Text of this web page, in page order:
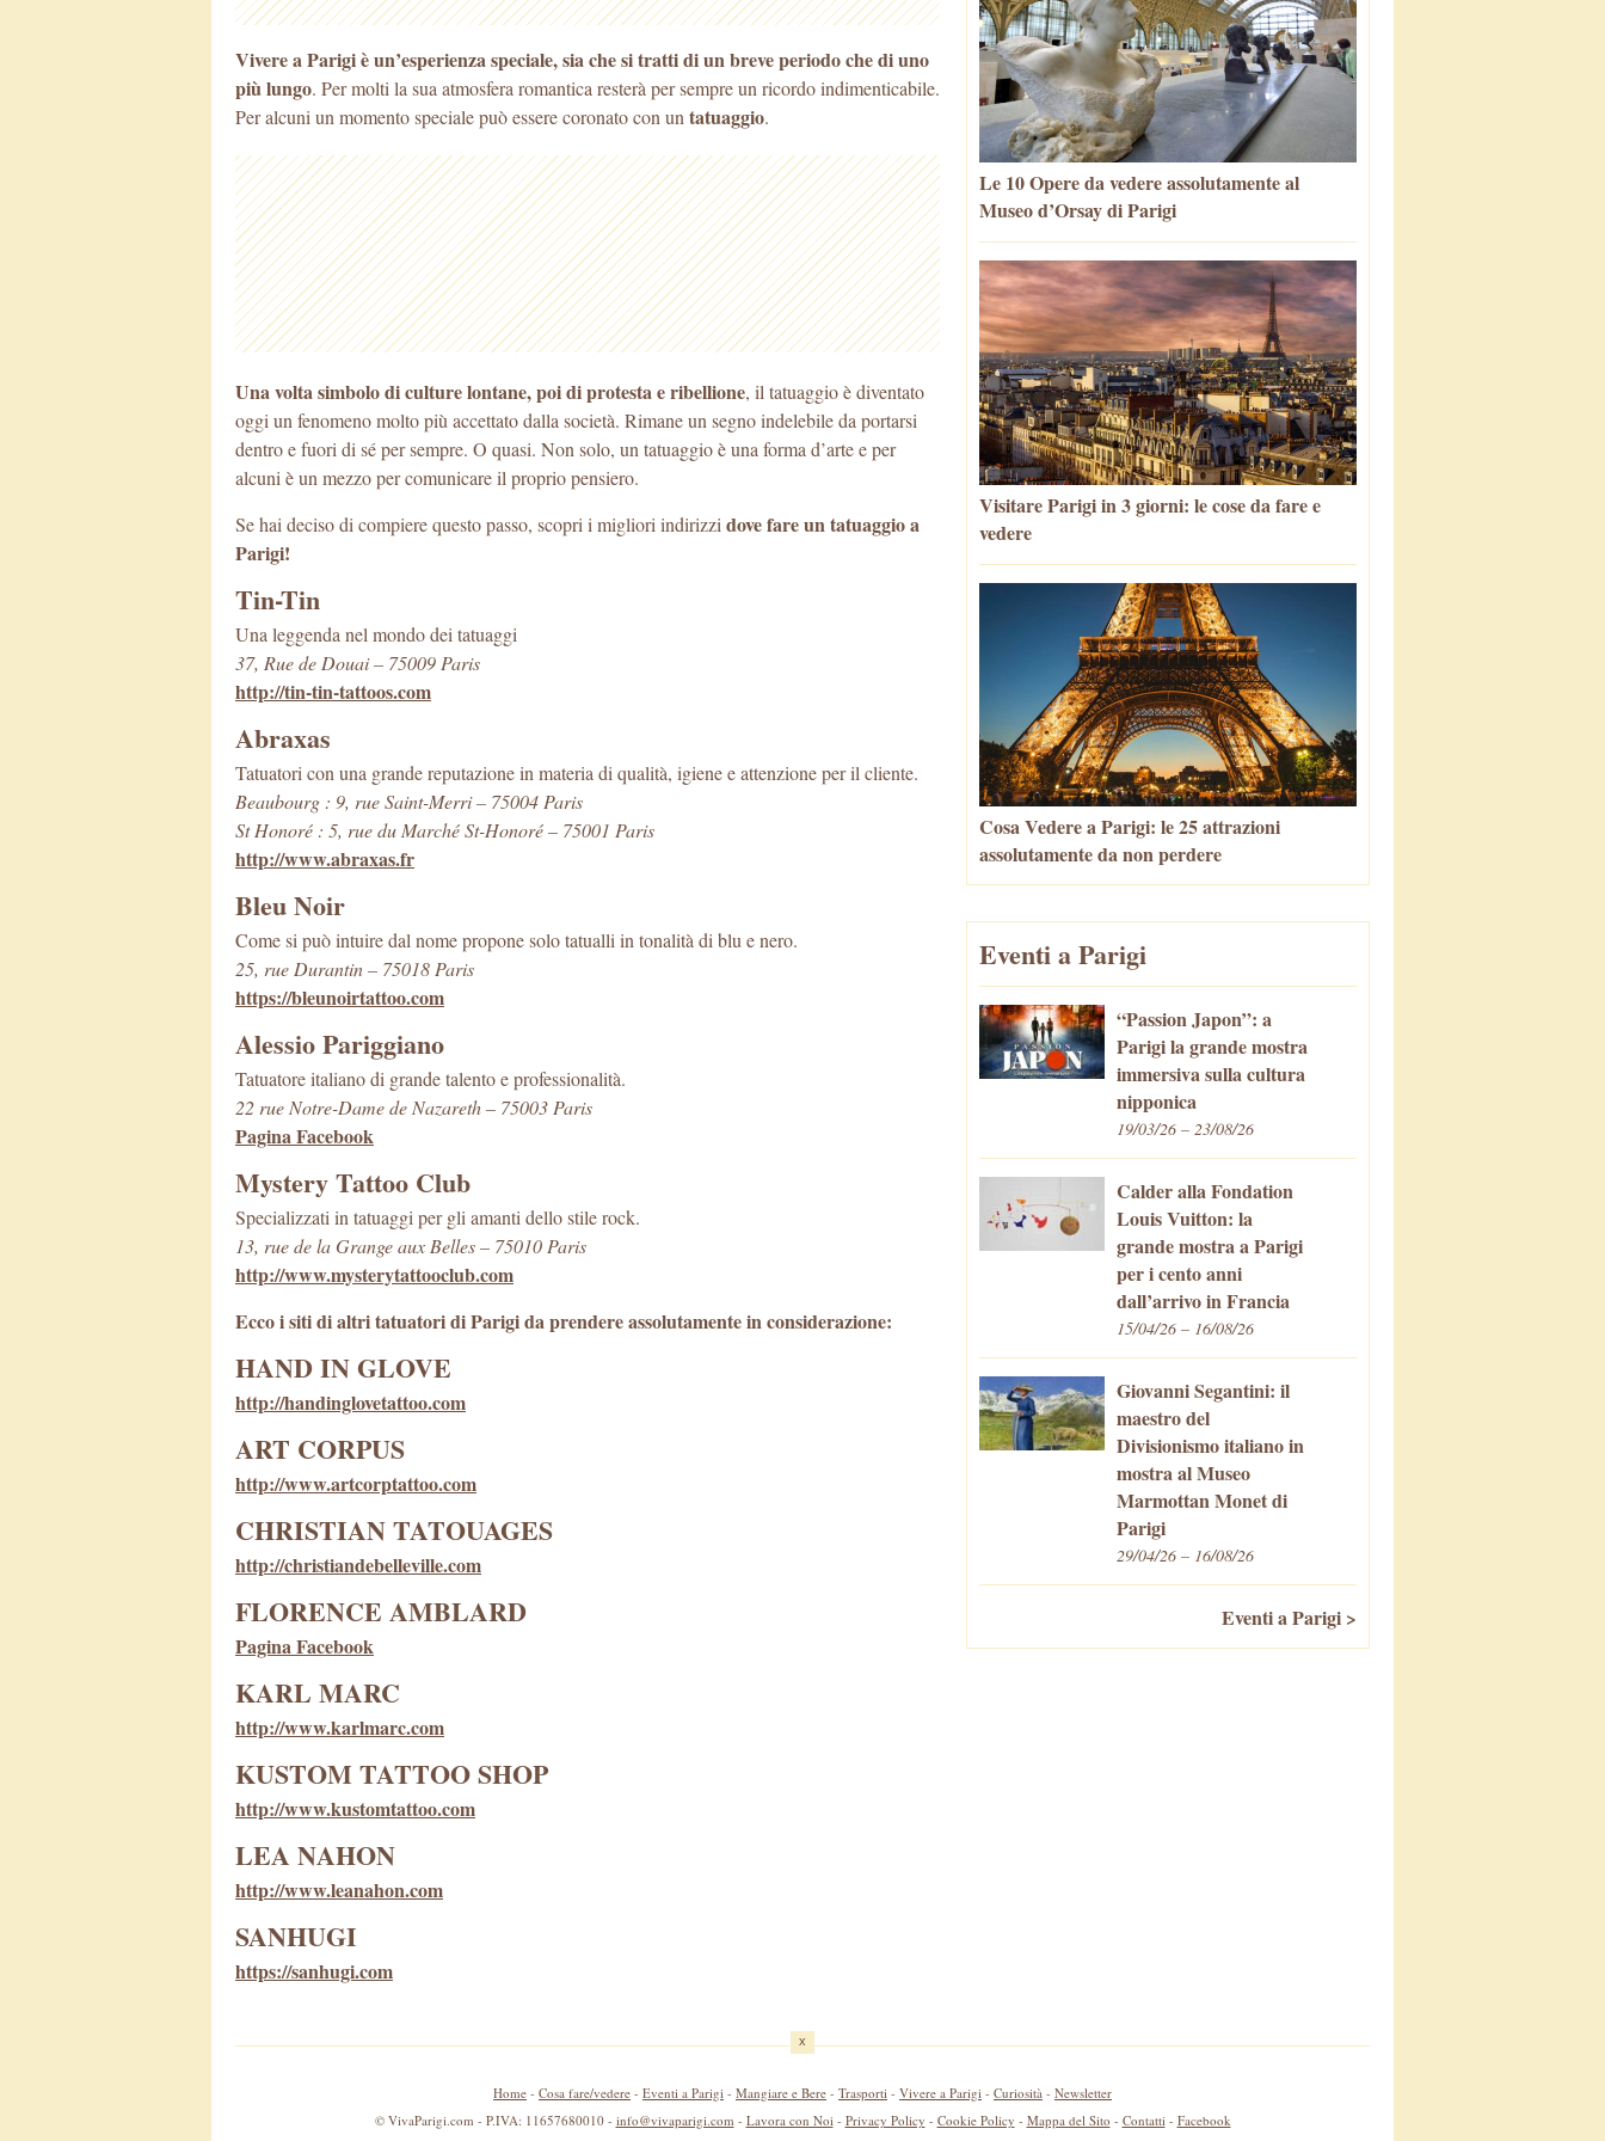
Vivere a Parigi è un’esperienza speciale, sia che si tratti di un breve periodo che di uno
più lungo. Per molti la sua atmosfera romantica resterà per sempre un ricordoindimenticabile.
Per alcuni un momento speciale può essere coronato con un tatuaggio.
Una volta simbolo di culture lontane, poi di protesta e ribellione, il tatuaggio è diventato
oggi un fenomeno molto più accettato dalla società. Rimane un segno indelebile da portarsi
dentro e fuori di sé per sempre. O quasi. Non solo, un tatuaggio è una forma d’arte e per
alcuni è un mezzo per comunicare il proprio pensiero.
Se hai deciso di compiere questo passo, scopri i migliori indirizzi dove fare un tatuaggio a
Parigi!
Tin-Tin
Una leggenda nel mondo dei tatuaggi
37, Rue de Douai – 75009 Paris
http://tin-tin-tattoos.com
Abraxas
Tatuatori con una grande reputazione in materia di qualità, igiene e attenzione per il cliente.
Beaubourg : 9, rue Saint-Merri – 75004 Paris
St Honoré : 5, rue du Marché St-Honoré – 75001 Paris
http://www.abraxas.fr
Bleu Noir
Come si può intuire dal nome propone solo tatualli in tonalità di blu e nero.
25, rue Durantin – 75018 Paris
https://bleunoirtattoo.com
Alessio Pariggiano
Tatuatore italiano di grande talento e professionalità.
22 rue Notre-Dame de Nazareth – 75003 Paris
Pagina Facebook
Mystery Tattoo Club
Specializzati in tatuaggi per gli amanti dello stile rock.
13, rue de la Grange aux Belles – 75010 Paris
http://www.mysterytattooclub.com
Ecco i siti di altri tatuatori di Parigi da prendere assolutamente in considerazione:
HAND IN GLOVE
http://handinglovetattoo.com
ART CORPUS
http://www.artcorptattoo.com
CHRISTIAN TATOUAGES
http://christiandebelleville.com
FLORENCE AMBLARD
Pagina Facebook
KARL MARC
http://www.karlmarc.com
KUSTOM TATTOO SHOP
http://www.kustomtattoo.com
LEA NAHON
http://www.leanahon.com
SANHUGI
https://sanhugi.com
Le 10 Opere da vedere assolutamente al
Museo d’Orsay di Parigi
Visitare Parigi in 3 giorni: le cose da fare e
vedere
Cosa Vedere a Parigi: le 25 attrazioni
assolutamente da non perdere
Eventi a Parigi
“Passion Japon”: a
Parigi la grande mostra
immersiva sulla cultura
nipponica
19/03/26 – 23/08/26
Calder alla Fondation
Louis Vuitton: la
grande mostra a Parigi
per i cento anni
dall’arrivo in Francia
15/04/26 – 16/08/26
Giovanni Segantini: il
maestro del
Divisionismo italiano in
mostra al Museo
Marmottan Monet di
Parigi
29/04/26 – 16/08/26
Eventi a Parigi >
Home - Cosa fare/vedere - Eventi a Parigi - Mangiare e Bere - Trasporti - Vivere a Parigi - Curiosità - Newsletter
© VivaParigi.com - P.IVA: 11657680010 - info@vivaparigi.com - Lavora con Noi- Privacy Policy - Cookie Policy - Mappa del Sito - Contatti- Facebook
x